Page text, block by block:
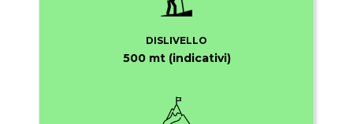
DISLIVELLO
500 mt (indicativi)